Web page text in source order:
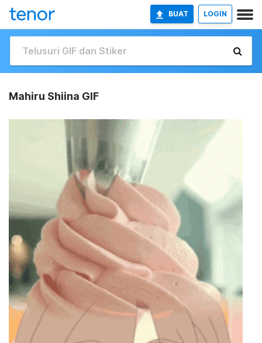
BUAT LOGIN
Mahiru Shiina GIF